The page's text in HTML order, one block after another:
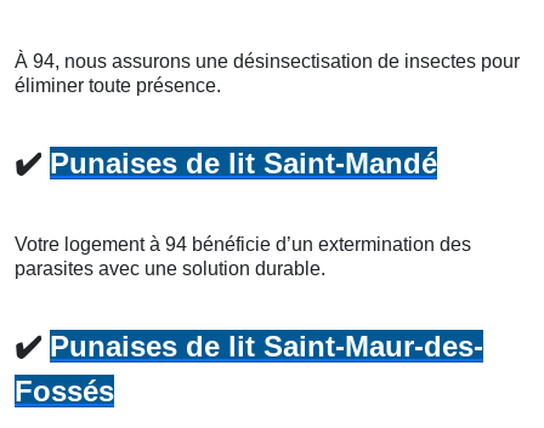
À 94, nous assurons une désinsectisation de insectes pour
éliminer toute présence.
✔️ Punaises de lit Saint-Mandé
Votre logement à 94 bénéficie d’un extermination des
parasites avec une solution durable.
✔️ Punaises de lit Saint-Maur-des-
Fossés